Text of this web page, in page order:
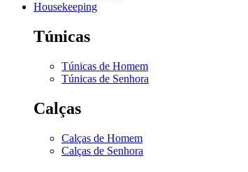
Housekeeping
Túnicas
Túnicas de Homem
Túnicas de Senhora
Calças
Calças de Homem
Calças de Senhora